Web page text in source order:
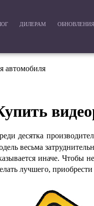
ДИЛЕРАМ ОБНОВЛЕНИЯ
автомобиля
десятка
весьма
иначе. Чтобы
лучшего,